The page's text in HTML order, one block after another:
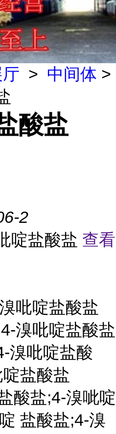
> 中间体 >
酸盐
2
啶盐酸盐 查看
吡啶盐酸盐
溴吡啶盐酸盐
溴吡啶盐酸
盐酸盐
酸盐;4-溴呲啶
盐酸盐;4-溴